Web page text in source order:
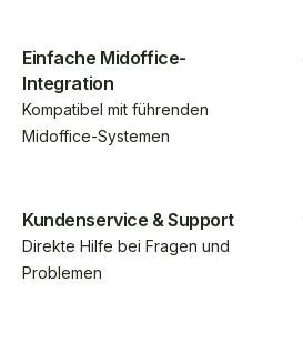
Einfache Midoffice-
Integration
Kompatibel mit führenden
Midoffice-Systemen
Kundenservice & Support
Direkte Hilfe bei Fragen und
Problemen